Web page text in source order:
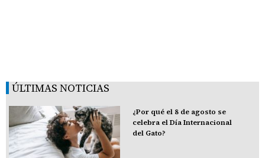
ÚLTIMAS NOTICIAS
¿Por qué el 8 de agosto se
celebra el Día Internacional
del Gato?